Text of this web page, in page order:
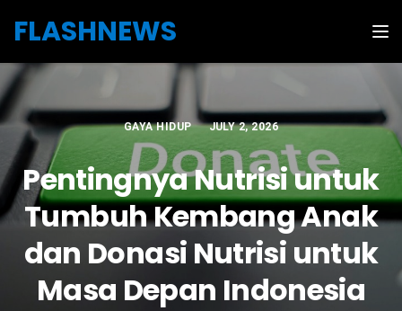
FLASHNEWS
GAYA HIDUP JULY 2, 2026
Pentingnya Nutrisi untuk
Tumbuh Kembang Anak
dan Donasi Nutrisi untuk
Masa Depan Indonesia